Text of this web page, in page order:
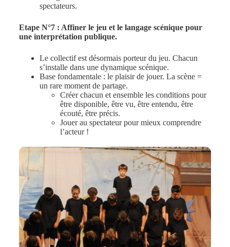
spectateurs.
Etape N°7 : Affiner le jeu et le langage scénique pour
une interprétation publique.
Le collectif est désormais porteur du jeu. Chacun
s’installe dans une dynamique scénique.
Base fondamentale : le plaisir de jouer. La scène =
un rare moment de partage.
Créer chacun et ensemble les conditions pour
être disponible, être vu, être entendu, être
écouté, être précis.
Jouer au spectateur pour mieux comprendre
l’acteur !